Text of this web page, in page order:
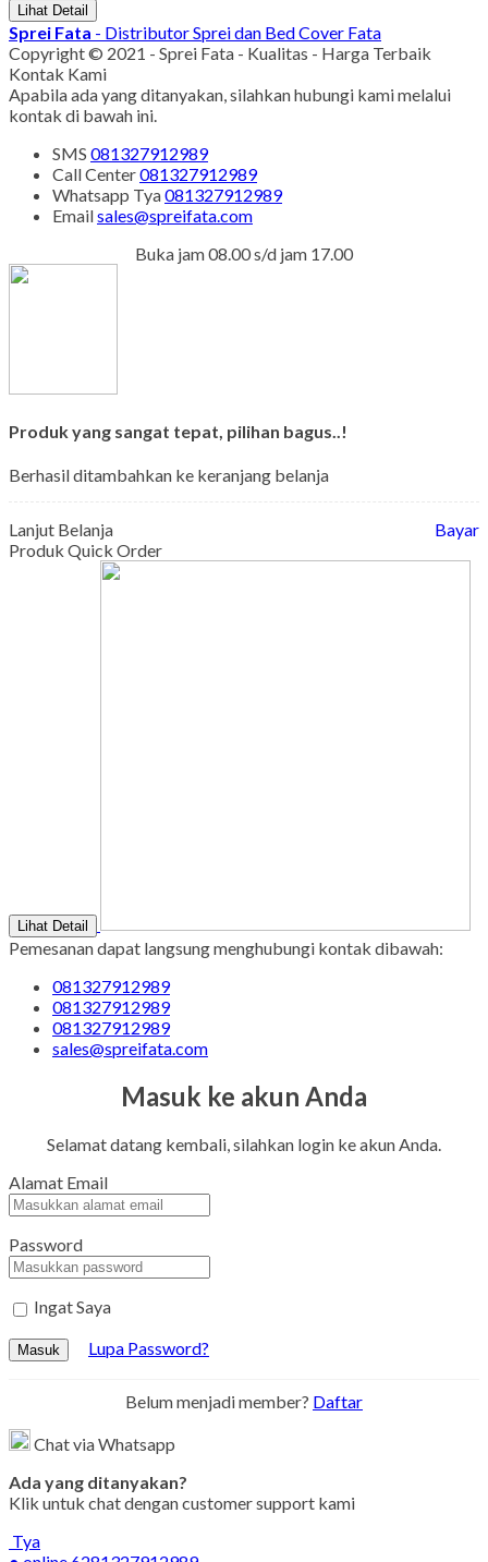
Lihat Detail
Sprei Fata - Distributor Sprei dan Bed Cover Fata
Copyright © 2021 - Sprei Fata - Kualitas - Harga Terbaik
Kontak Kami
Apabila ada yang ditanyakan, silahkan hubungi kami melalui
kontak di bawah ini.
SMS 081327912989
Call Center081327912989
Whatsapp Tya081327912989
Emailsales@spreifata.com
Buka jam 08.00 s/d jam 17.00
Produk yang sangat tepat, pilihan bagus..!
Berhasil ditambahkan ke keranjang belanja
Lanjut Belanja
Bayar
Produk Quick Order
Lihat Detail
Pemesanan dapat langsung menghubungi kontak dibawah:
081327912989
081327912989
081327912989
sales@spreifata.com
Masuk ke akun Anda
Selamat datang kembali, silahkan login ke akun Anda.
Alamat Email
Password
Ingat Saya
Masuk Lupa Password?
Belum menjadi member? Daftar
Chat via Whatsapp
Ada yang ditanyakan?
Klik untuk chat dengan customer support kami
Tya